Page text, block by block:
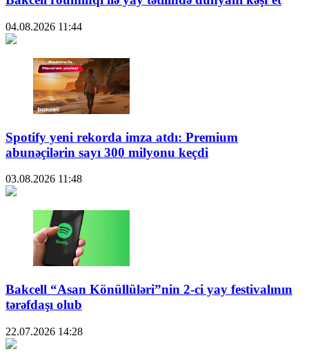
04.08.2026 11:44
Spotify yeni rekorda imza atdı: Premium
abunəçilərin sayı 300 milyonu keçdi
03.08.2026 11:48
Bakcell “Asan Könüllüləri”nin 2-ci yay festivalının
tərəfdaşı olub
22.07.2026 14:28